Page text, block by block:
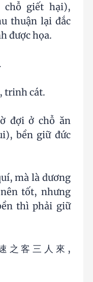
chỗ giết hại),
thuận lại đắc
được họa.
trinh cát.
đợi ở chỗ ăn
bền giữ đức
mà là dương
tốt, nhưng
thì phải giữ
之 客 三 人 來 ,